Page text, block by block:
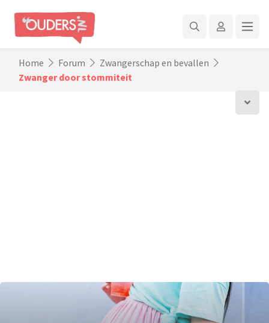
Home Forum
Zwangerschap en bevallen
Zwanger door stommiteit